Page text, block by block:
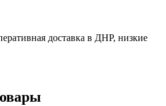
доставка в ДНР, низкие